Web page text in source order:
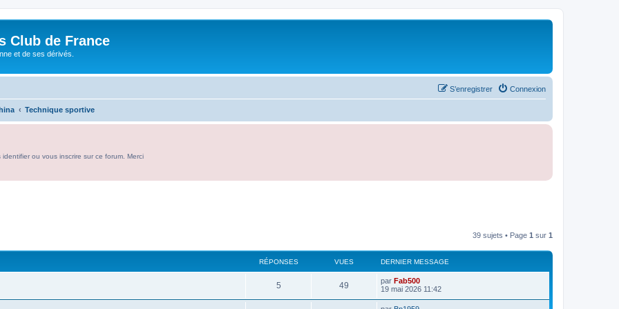
Club de France
et de ses dérivés.
Connexion
S’enregistrer
Technique sportive
ou vous inscrire sur ce forum. Merci
39 sujets • Page 1 sur 1
RÉPONSES VUES DERNIER MESSAGE
5R
é
49
u
D
e
par Fab500
19 mai 2026 11:42